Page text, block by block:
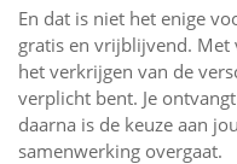
En dat is niet het enige
gratis en vrijblijvend.
het verkrijgen van de
verplicht bent. Je
daarna is de keuze aan
samenwerking overgaat.